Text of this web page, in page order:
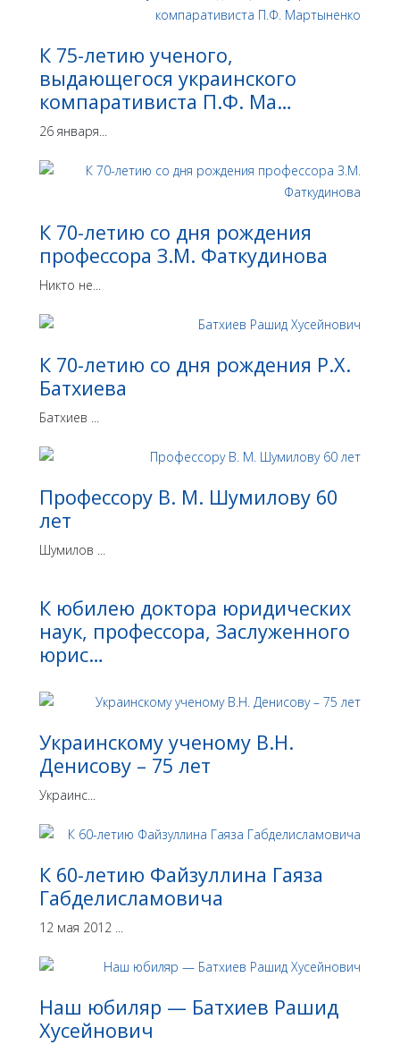
К 75-летию ученого,
выдающегося украинского
компаративиста П.Ф. Ма…
26 января...
К 70-летию со дня рождения
профессора З.М. Фаткудинова
Никто не...
К 70-летию со дня рождения Р.Х.
Батхиева
Батхиев ...
Профессору В. М. Шумилову 60
лет
Шумилов ...
К юбилею доктора юридических
наук, профессора, Заслуженного
юрис…
Украинскому ученому В.Н.
Денисову – 75 лет
Украинс...
К 60-летию Файзуллина Гаяза
Габделисламовича
12 мая 2012 ...
Наш юбиляр — Батхиев Рашид
Хусейнович